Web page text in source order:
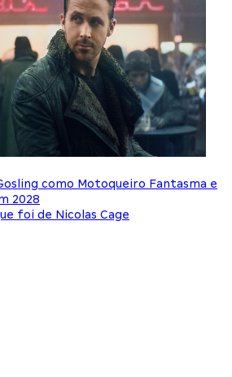
como Motoqueiro Fantasma e
2028
foi de Nicolas Cage